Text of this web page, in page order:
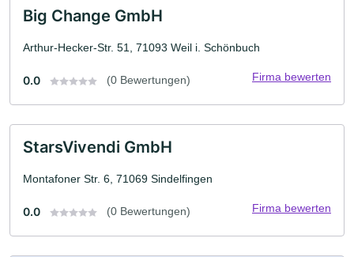
Big Change GmbH
Arthur-Hecker-Str. 51, 71093 Weil i. Schönbuch
0.0 (0 Bewertungen) Firma bewerten
StarsVivendi GmbH
Montafoner Str. 6, 71069 Sindelfingen
0.0 (0 Bewertungen) Firma bewerten